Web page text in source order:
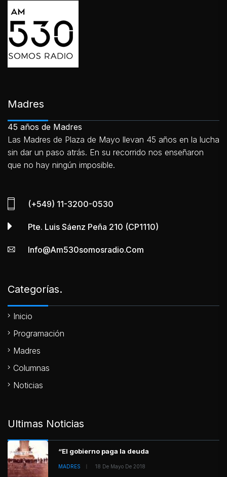
Madres
45 años de Madres
Las Madres de Plaza de Mayo llevan 45 años en la lucha
sin dar un paso atrás. En su recorrido nos enseñaron
que no hay ningún imposible.
(+549) 11-3200-0530
Pte. Luis Sáenz Peña 210 (CP1110)
Info@am530somosradio.com
Categorías.
Inicio
Programación
Madres
Columnas
Noticias
Ultimas Noticias
“El gobierno paga la deuda
MADRES 18 De Mayo De 2018